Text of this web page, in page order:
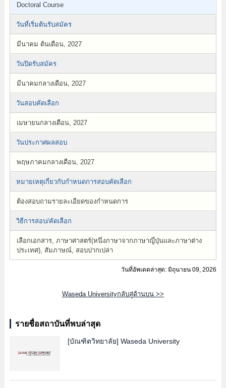
Doctoral Course
วันที่เริ่มต้นรับสมัคร
มีนาคม ต้นเดือน, 2027
วันปิดรับสมัคร
มีนาคมกลางเดือน, 2027
วันสอบคัดเลือก
เมษายนกลางเดือน, 2027
วันประกาศผลสอบ
พฤษภาคมกลางเดือน, 2027
หมายเหตุเกี่ยวกับกำหนดการสอบคัดเลือก
ต้องสอบถามรายละเอียดของกำหนดการ
วิธีการสอบ/คัดเลือก
เลือกเอกสาร, ภาษาศาสตร์(หนึ่งภาษาจากภาษาญี่ปุ่นและภาษาต่าง
ประเทศ), สัมภาษณ์, สอบปากเปล่า
วันที่อัพเดตล่าสุด: มิถุนายน 09, 2026
Waseda Universityกลับสู่ด้านบน >>
รายชื่อสถาบันที่พบล่าสุด
[บัณฑิตวิทยาลัย] Waseda University